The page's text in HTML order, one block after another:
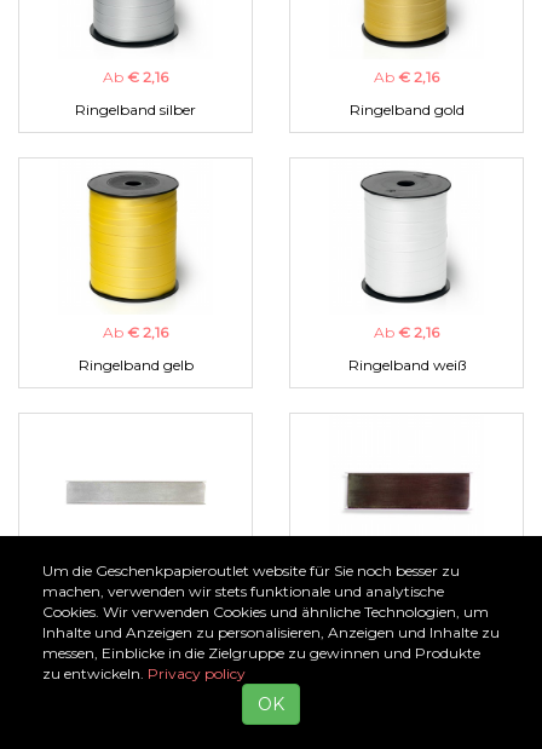
Ab € 2,16
Ringelband silber
Ab € 2,16
Ringelband gold
Ab € 2,16
Ringelband gelb
Ab € 2,16
Ringelband weiß
Ab€ 1,00
Organzaband silber
Ab€ 1,00
Organzaband braun
Um die Geschenkpapieroutlet website für Sie noch besser zu
machen, verwenden wir stets funktionale und analytische
Cookies. Wir verwenden Cookies und ähnliche Technologien, um
Inhalte und Anzeigen zu personalisieren, Anzeigen und Inhalte zu
messen, Einblicke in die Zielgruppe zu gewinnen und Produkte
zu entwickeln. Privacy policy
OK